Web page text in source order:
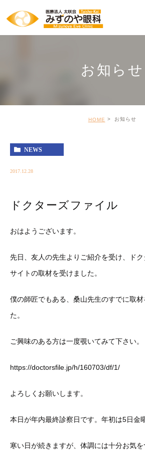
お知らせ
HOME お知らせ
NEWS
2017.12.28
ドクターズファイル
おはようございます。
先日、友人の先生よりご紹介を受け、ド
サイトの取材を受けました。
僕の師匠でもある、桑山先生のすでに取
た。
ご興味のある方は一度覗いてみて下さい。
https://doctorsfile.jp/h/160703/df/1/
よろしくお願いします。
本日が年内最終診察日です。年初は5日金
寒い日が続きますが、体調には十分お気